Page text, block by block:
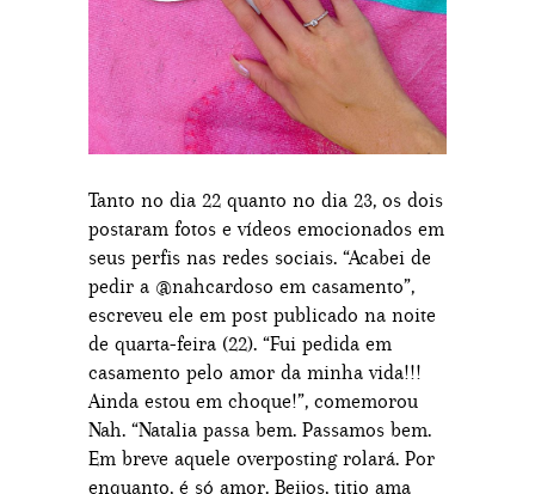
Tanto no dia 22 quanto no dia 23, os dois
postaram fotos e vídeos emocionados em
seus perfis nas redes sociais. “Acabei de
pedir a @nahcardoso em casamento”,
escreveu ele em post publicado na noite
de quarta-feira (22). “Fui pedida em
casamento pelo amor da minha vida!!!
Ainda estou em choque!”, comemorou
Nah. “Natalia passa bem. Passamos bem.
Em breve aquele overposting rolará. Por
enquanto, é só amor. Beijos, titio ama